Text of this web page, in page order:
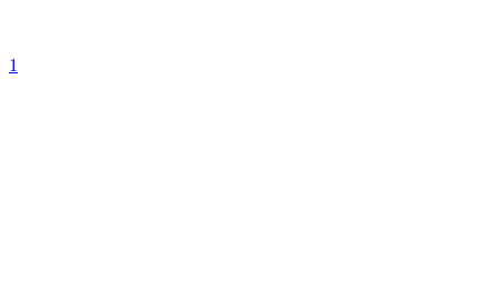
1